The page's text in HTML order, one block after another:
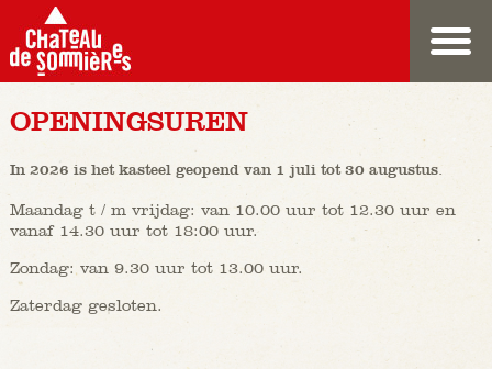
OPENINGSUREN
In 2026 is het kasteel geopend van 1 juli tot 30 augustus.
Maandag t / m vrijdag: van 10.00 uur tot 12.30 uur en
vanaf 14.30 uur tot 18:00 uur.
Zondag: van 9.30 uur tot 13.00 uur.
Zaterdag gesloten.